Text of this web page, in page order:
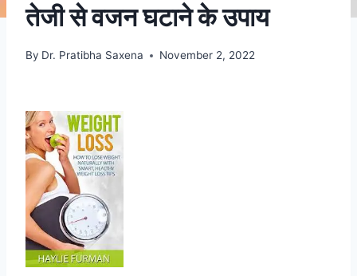
तेजी से वजन घटाने के उपाय
By Dr. Pratibha Saxena November 2, 2022